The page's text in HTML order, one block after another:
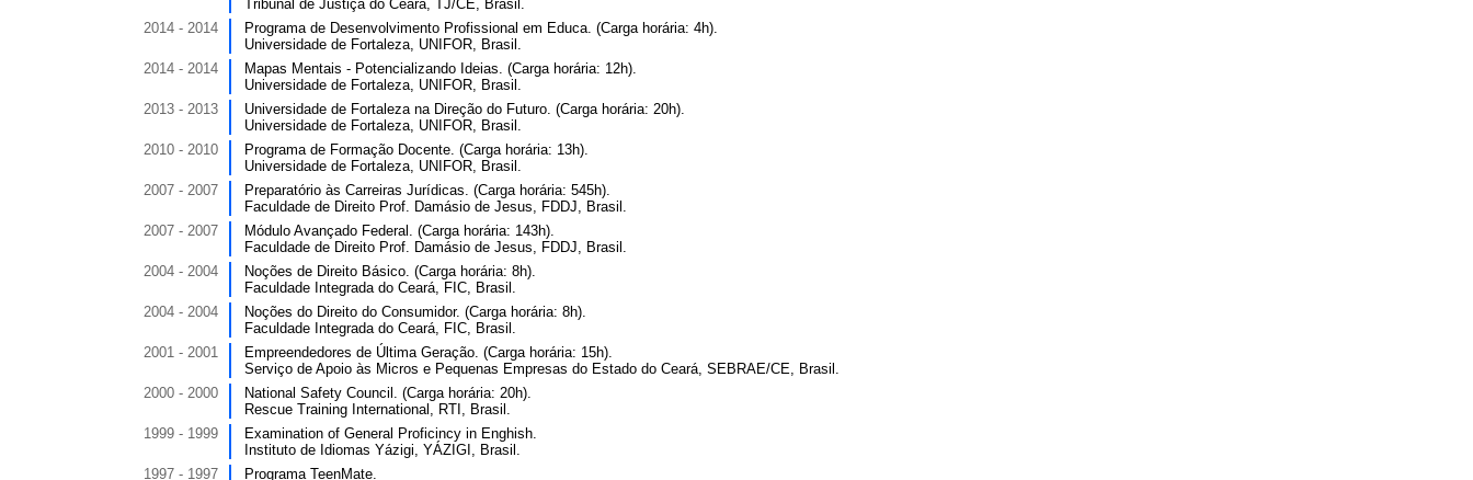
Tribunal de Justiça do Ceará, TJ/CE, Brasil.
2014 - 2014
Programa de Desenvolvimento Profissional em Educa. (Carga horária: 4h).
Universidade de Fortaleza, UNIFOR, Brasil.
2014 - 2014
Mapas Mentais - Potencializando Ideias. (Carga horária: 12h).
Universidade de Fortaleza, UNIFOR, Brasil.
2013 - 2013
Universidade de Fortaleza na Direção do Futuro. (Carga horária: 20h).
Universidade de Fortaleza, UNIFOR, Brasil.
2010 - 2010
Programa de Formação Docente. (Carga horária: 13h).
Universidade de Fortaleza, UNIFOR, Brasil.
2007 - 2007
Preparatório às Carreiras Jurídicas. (Carga horária: 545h).
Faculdade de Direito Prof. Damásio de Jesus, FDDJ, Brasil.
2007 - 2007
Módulo Avançado Federal. (Carga horária: 143h).
Faculdade de Direito Prof. Damásio de Jesus, FDDJ, Brasil.
2004 - 2004
Noções de Direito Básico. (Carga horária: 8h).
Faculdade Integrada do Ceará, FIC, Brasil.
2004 - 2004
Noções do Direito do Consumidor. (Carga horária: 8h).
Faculdade Integrada do Ceará, FIC, Brasil.
2001 - 2001
Empreendedores de Última Geração. (Carga horária: 15h).
Serviço de Apoio às Micros e Pequenas Empresas do Estado do Ceará, SEBRAE/CE, Brasil.
2000 - 2000
National Safety Council. (Carga horária: 20h).
Rescue Training International, RTI, Brasil.
1999 - 1999
Examination of General Proficincy in Enghish.
Instituto de Idiomas Yázigi, YÁZIGI, Brasil.
1997 - 1997
Programa TeenMate.